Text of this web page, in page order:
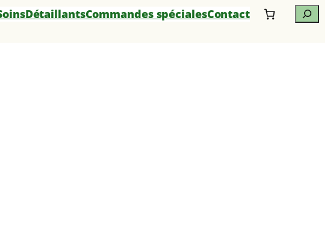
DétaillantsCommandes spécialesContact Search